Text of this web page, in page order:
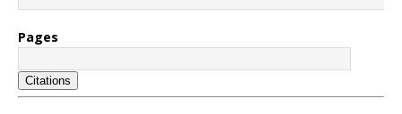
Pages
Citations